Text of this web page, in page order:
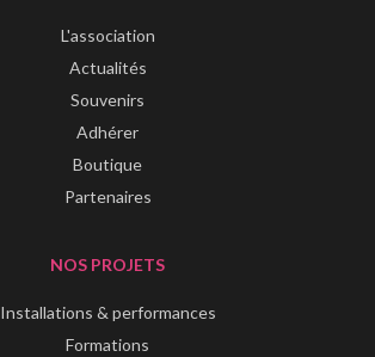
L'association
Actualités
Souvenirs
Adhérer
Boutique
Partenaires
NOS PROJETS
Installations & performances
Formations